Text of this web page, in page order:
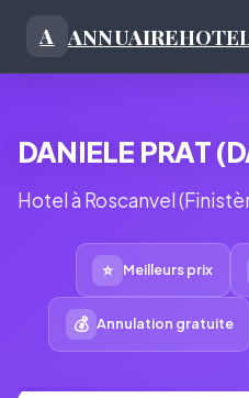
A ANNUAIRE
DANIELE PRAT
Hotel à Roscanvel
⭐ Meilleurs prix
💰 Annulation gratuite